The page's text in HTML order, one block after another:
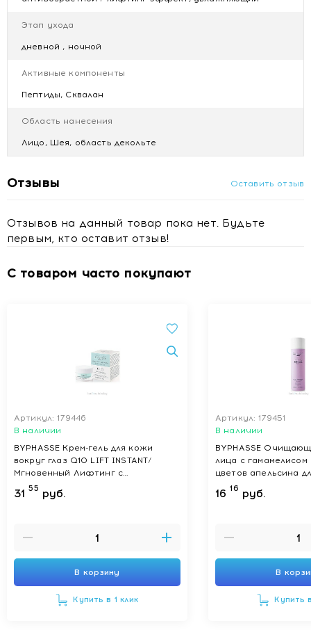
лица PRO40 с трипептидами и скваланом, 60 мл с
доставкой в Минске
Этап ухода
дневной , ночной
Активные компоненты
Пептиды, Сквалан
Область нанесения
Лицо, Шея, область декольте
Отзывы Оставить отзыв
Отзывов на данный товар пока нет. Будьте
первым, кто оставит отзыв!
С товаром часто покупают
Артикул: 179446
В наличии
BYPHASSE Крем-гель для кожи
вокруг глаз Q10 LIFT INSTANT/
Мгновенный Лифтинг с
гиалуроновой кислотой, 20 мл
31 55 руб.
В корзину
Купить в 1 клик
Артикул: 179451
В наличии
BYPHASSE
лица с гамамелисом
цветов апельсина для жирной
кожи, 500 мл
16 16 руб.
В
Купить